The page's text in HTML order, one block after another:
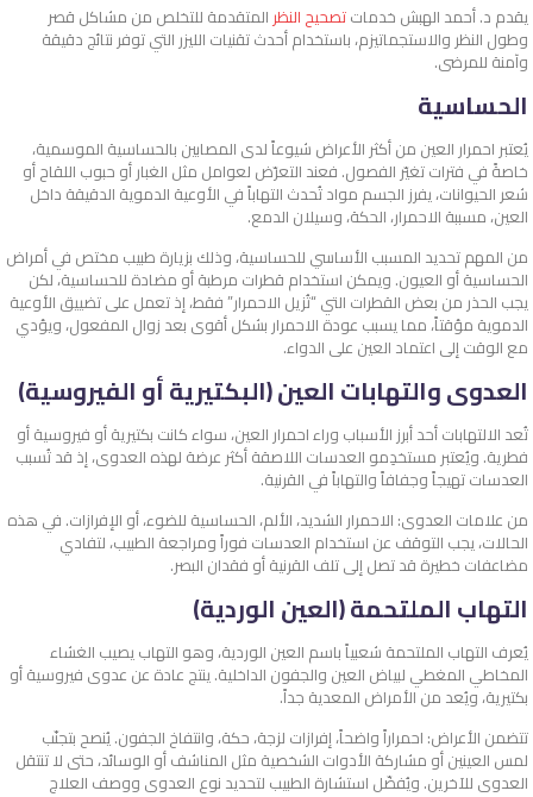
يقدم د. أحمد الهبش خدماتتصحيح النظر المتقدمة للتخلص من مشاكل قصر
وطول النظر والاستجماتيزم، باستخدام أحدث تقنيات الليزر التي توفر نتائج دقيقة
وآمنة للمرضى.
الحساسية
يُعتبر احمرار العين من أكثر الأعراض شيوعاً لدى المصابين بالحساسية الموسمية،
خاصةً في فترات تغيّر الفصول. فعند التعرّض لعوامل مثل الغبار أو حبوب اللقاح أو
شعر الحيوانات، يفرز الجسم مواد تُحدث التهاباً في الأوعية الدموية الدقيقة داخل
العين، مسببة الاحمرار، الحكة، وسيلان الدمع.
من المهم تحديد المسبب الأساسي للحساسية، وذلك بزيارة طبيب مختص في أمراض
الحساسية أو العيون. ويمكن استخدام قطرات مرطبة أو مضادة للحساسية، لكن
يجب الحذر من بعض القطرات التي “تُزيل الاحمرار” فقط، إذ تعمل على تضييق الأوعية
الدموية مؤقتاً، مما يسبب عودة الاحمرار بشكل أقوى بعد زوال المفعول، ويؤدي
مع الوقت إلى اعتماد العين على الدواء.
العدوى والتهابات العين (البكتيرية أو الفيروسية)
تُعد الالتهابات أحد أبرز الأسباب وراء احمرار العين، سواء كانت بكتيرية أو فيروسية أو
فطرية. ويُعتبر مستخدِمو العدسات اللاصقة أكثر عرضة لهذه العدوى، إذ قد تُسبب
العدسات تهيجاً وجفافاً والتهاباً في القرنية.
من علامات العدوى: الاحمرار الشديد، الألم، الحساسية للضوء، أو الإفرازات. في هذه
الحالات، يجب التوقف عن استخدام العدسات فوراً ومراجعة الطبيب، لتفادي
مضاعفات خطيرة قد تصل إلى تلف القرنية أو فقدان البصر.
التهاب الملتحمة (العين الوردية)
يُعرف التهاب الملتحمة شعبياً باسم العين الوردية، وهو التهاب يصيب الغشاء
المخاطي المغطي لبياض العين والجفون الداخلية. ينتج عادة عن عدوى فيروسية أو
بكتيرية، ويُعد من الأمراض المعدية جداً.
تتضمن الأعراض: احمراراً واضحاً، إفرازات لزجة، حكة، وانتفاخ الجفون. يُنصح بتجنّب
لمس العينين أو مشاركة الأدوات الشخصية مثل المناشف أو الوسائد، حتى لا تنتقل
العدوى للآخرين. ويُفضّل استشارة الطبيب لتحديد نوع العدوى ووصف العلاج